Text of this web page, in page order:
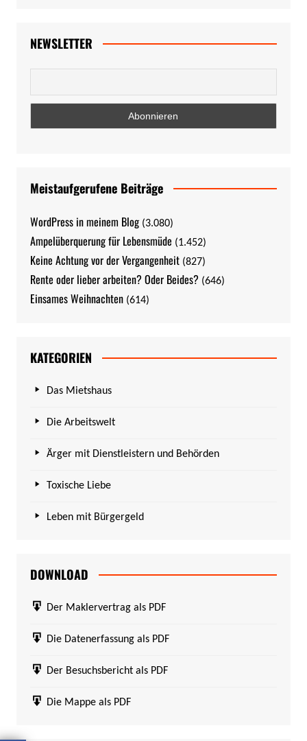
NEWSLETTER
Meistaufgerufene Beiträge
WordPress in meinem Blog (3.080)
Ampelüberquerung für Lebensmüde (1.452)
Keine Achtung vor der Vergangenheit (827)
Rente oder lieber arbeiten? Oder Beides? (646)
Einsames Weihnachten (614)
KATEGORIEN
Das Mietshaus
Die Arbeitswelt
Ärger mit Dienstleistern und Behörden
Toxische Liebe
Leben mit Bürgergeld
DOWNLOAD
Der Maklervertrag als PDF
Die Datenerfassung als PDF
Der Besuchsbericht als PDF
Die Mappe als PDF